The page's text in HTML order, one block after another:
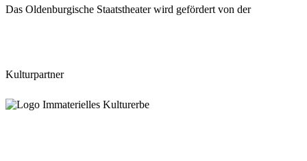
Das Oldenburgische Staatstheater wird gefördert von der
Kulturpartner